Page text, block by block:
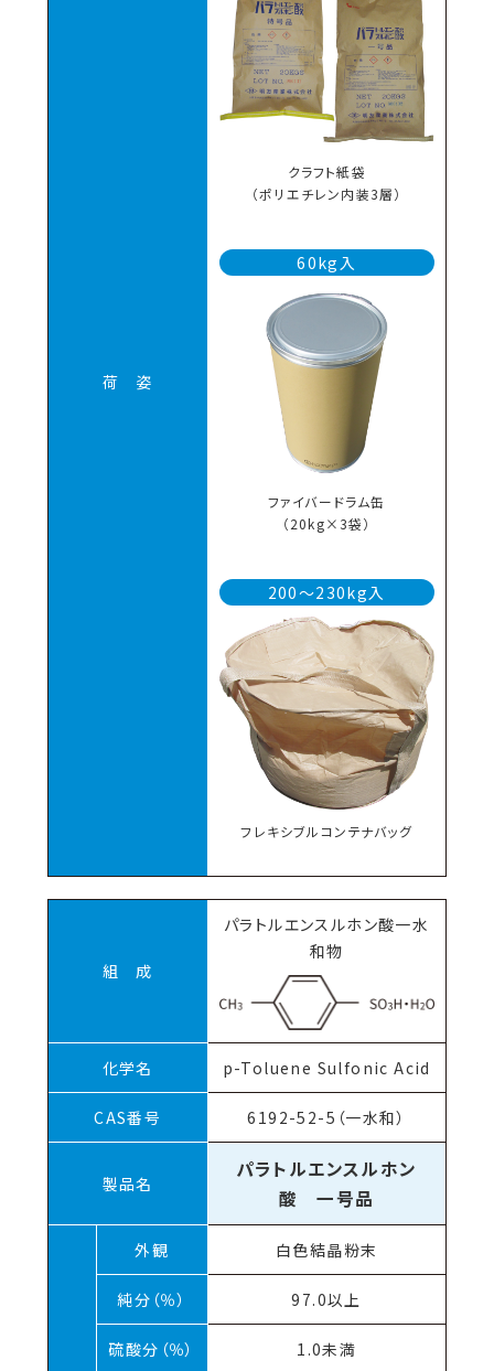
荷 姿
クラフト紙袋
（ポリエチレン内装3層）
60kg入
ファイバードラム缶
（20kg×3袋）
200～230kg入
フレキシブルコンテナバッグ
組 成
パラトルエンスルホン酸一水
和物
化学名 p-Toluene Sulfonic Acid
CAS番号 6192-52-5（一水和）
製品名
パラトルエンスルホン
酸 一号品
外観 白色結晶粉末
純分（％） 97.0以上
硫酸分（％） 1.0未満